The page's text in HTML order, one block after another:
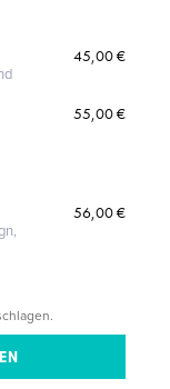
45,00 €
55,00 €
56,00 €